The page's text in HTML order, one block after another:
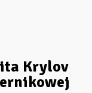
Krylov